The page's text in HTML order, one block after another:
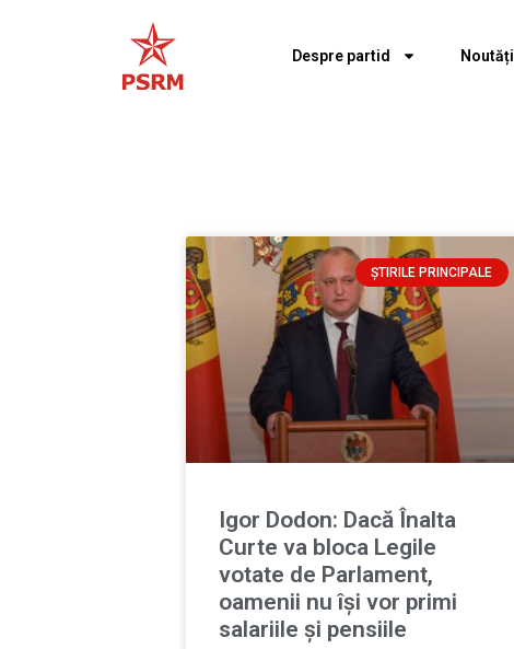
Despre partid Noutăți
ȘTIRILE PRINCIPALE
Igor Dodon: Dacă Înalta
Curte va bloca Legile
votate de Parlament,
oamenii nu își vor primi
salariile și pensiile